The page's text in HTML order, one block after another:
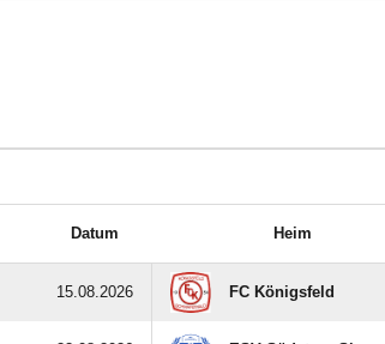
Datum Heim
15.08.2026 FC Königsfeld